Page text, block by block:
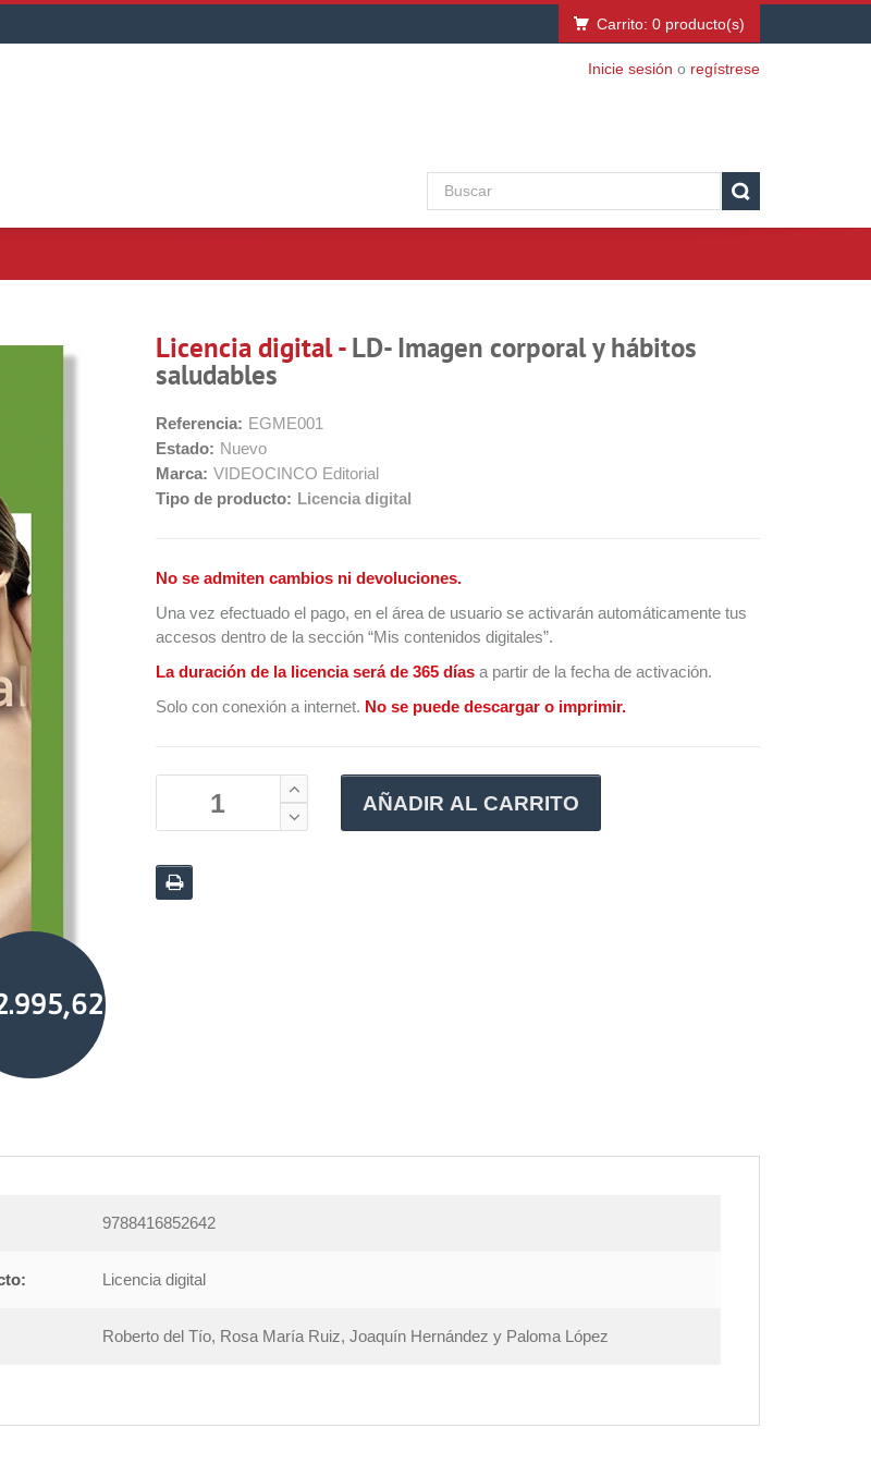
Carrito: 0 producto(s)
Inicie sesión o regístrese
Licencia digital -LD- Imagen corporal y hábitos
saludables
Referencia: EGME001
Estado: Nuevo
Marca: VIDEOCINCO Editorial
Tipo de producto: Licencia digital
No se admiten cambios ni devoluciones.
Una vez efectuado el pago, en el área de usuario se activarán automáticamente tus
accesos dentro de la sección “Mis contenidos digitales”.
La duración de la licencia será de 365 días a partir de la fecha de activación.
Solo con conexión a internet. No se puede descargar o imprimir.
AÑADIR AL CARRITO
9788416852642
Licencia digital
Roberto del Tío, Rosa María Ruiz, Joaquín Hernández y Paloma López